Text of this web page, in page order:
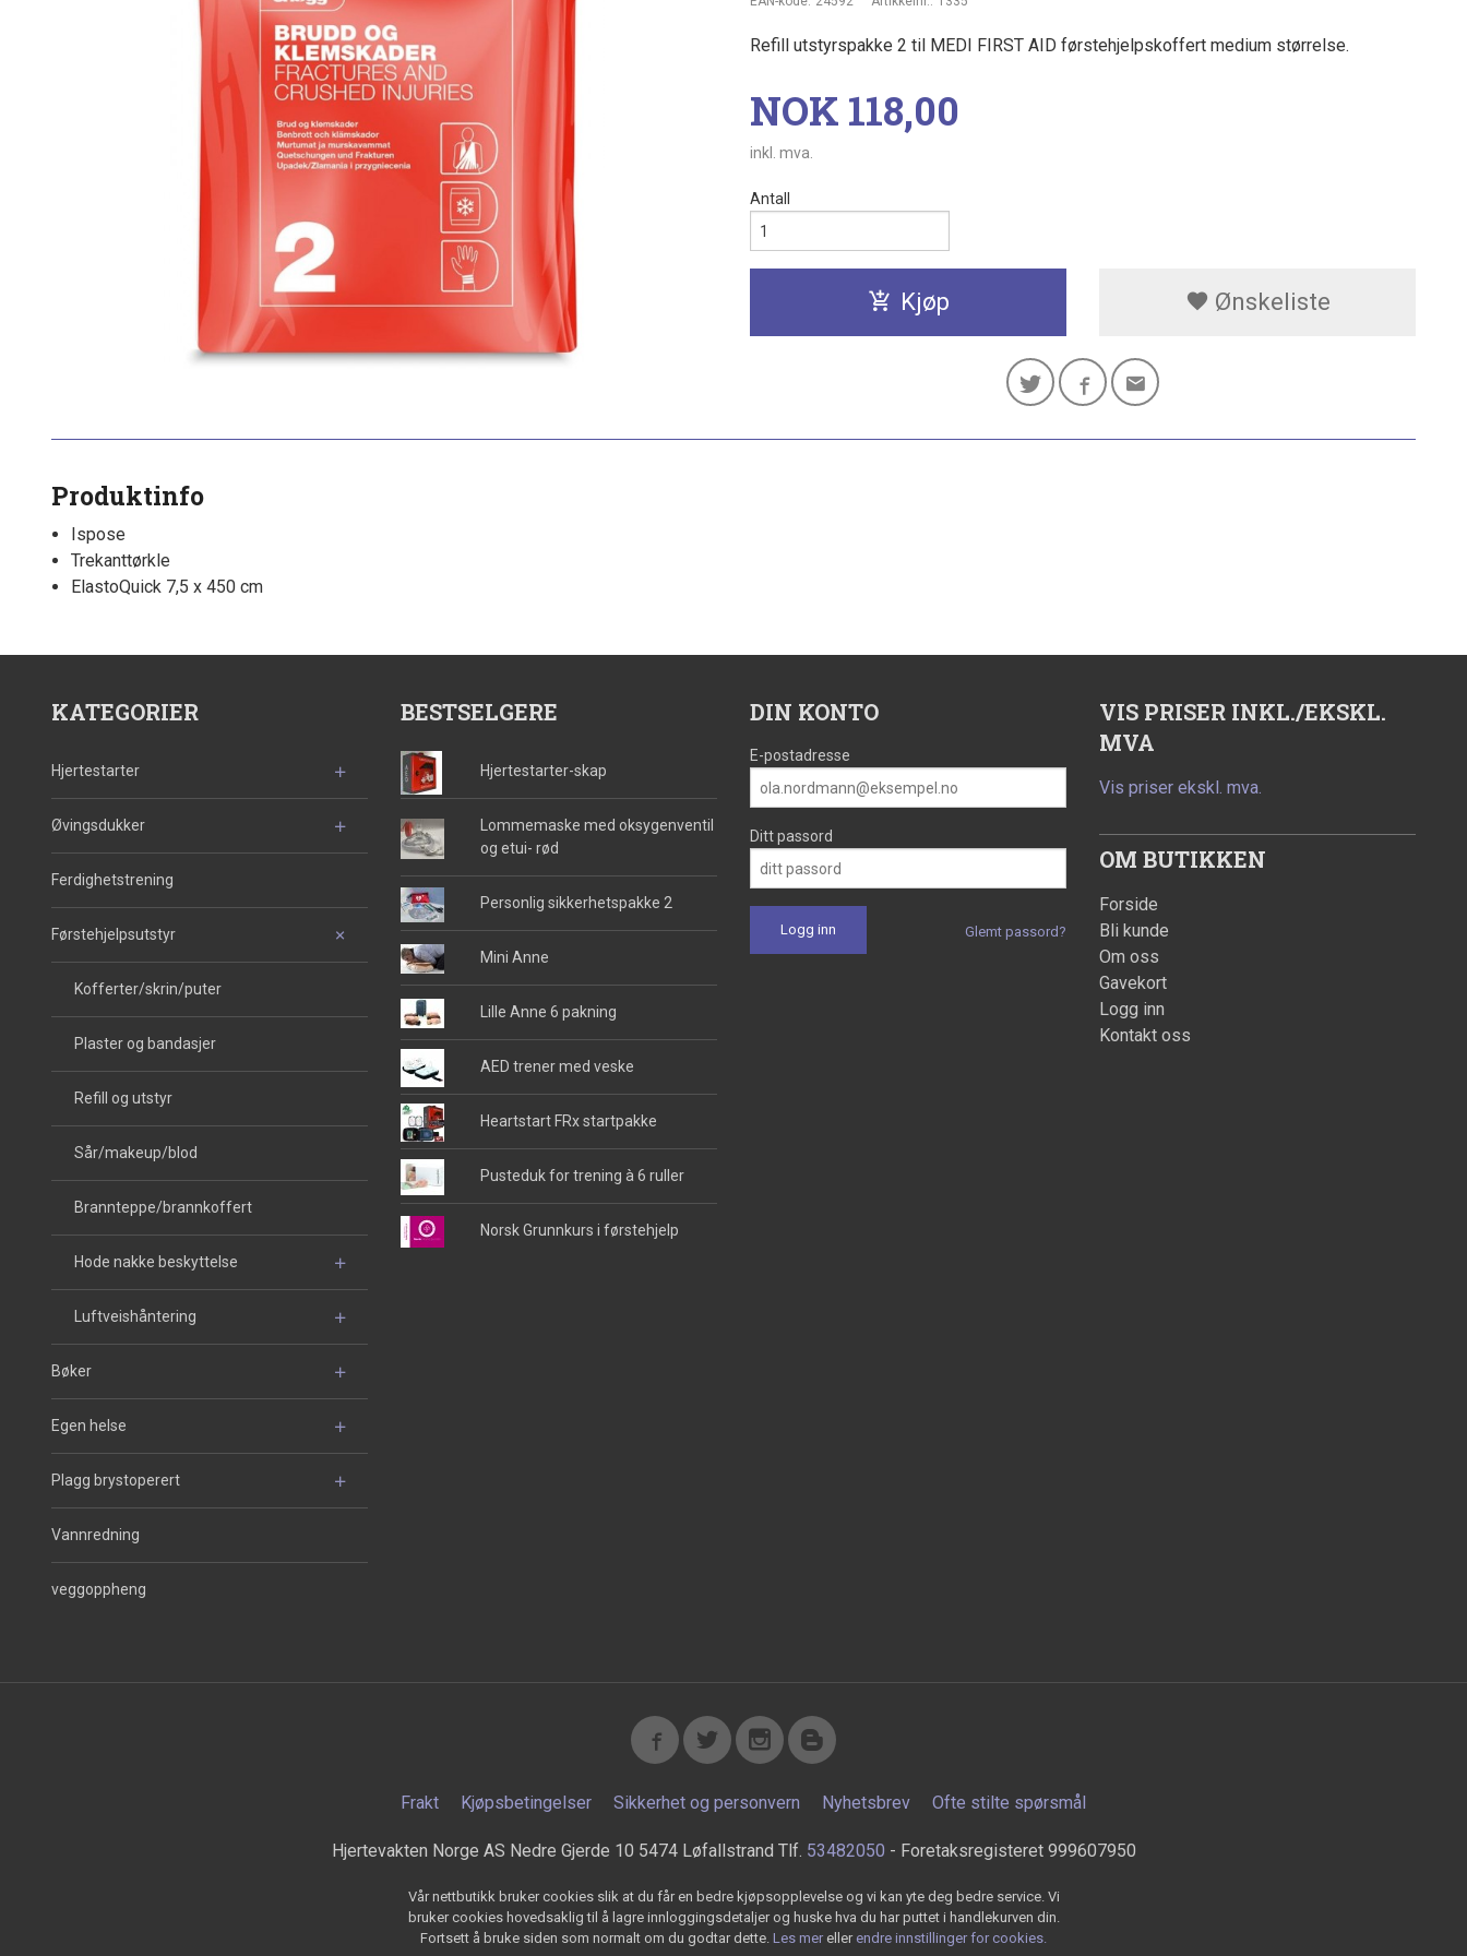
Refill utstyrspakke 2 til MEDI FIRST AID førstehjelpskoffert medium størrelse.
Pris
NOK 118,00
inkl. mva.
Antall
Kjøp Ønskeliste
Produktinfo
Ispose
Trekanttørkle
ElastoQuick 7,5 x 450 cm
KATEGORIER
Hjertestarter
Øvingsdukker
Ferdighetstrening
Førstehjelpsutstyr
Kofferter/skrin/puter
Plaster og bandasjer
Refill og utstyr
Sår/makeup/blod
Brannteppe/brannkoffert
Hode nakke beskyttelse
Luftveishåntering
Bøker
Egen helse
Plagg brystoperert
Vannredning
veggoppheng
BESTSELGERE
Hjertestarter-skap
Lommemaske med oksygenventil
og etui- rød
Personlig sikkerhetspakke 2
Mini Anne
Lille Anne 6 pakning
AED trener med veske
Heartstart FRx startpakke
Pusteduk for trening à 6 ruller
Norsk Grunnkurs i førstehjelp
DIN KONTO
E-postadresse
Ditt passord
Glemt passord?
VIS PRISER INKL./EKSKL.
MVA
Vis priser ekskl. mva.
OM BUTIKKEN
Forside
Bli kunde
Om oss
Gavekort
Logg inn
Kontakt oss
Frakt Kjøpsbetingelser Sikkerhet og personvern Nyhetsbrev Ofte stilte spørsmål
Hjertevakten Norge AS Nedre Gjerde 10 5474 Løfallstrand Tlf. 53482050 - Foretaksregisteret 999607950
Vår nettbutikk bruker cookies slik at du får en bedre kjøpsopplevelse og vi kan yte deg bedre service. Vi
bruker cookies hovedsaklig til å lagre innloggingsdetaljer og huske hva du har puttet i handlekurven din.
Fortsett å bruke siden som normalt om du godtar dette. Les mer eller endre innstillinger for cookies.